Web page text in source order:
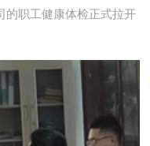
的职工健康体检正式拉开